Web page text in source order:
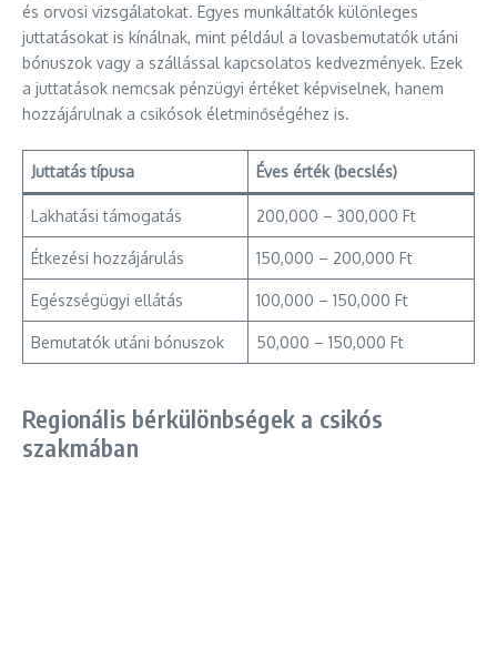
és orvosi vizsgálatokat. Egyes munkáltatók különleges
juttatásokat is kínálnak, mint például a lovasbemutatók utáni
bónuszok vagy a szállással kapcsolatos kedvezmények. Ezek
a juttatások nemcsak pénzügyi értéket képviselnek, hanem
hozzájárulnak a csikósok életminőségéhez is.
Juttatás típusa Éves érték (becslés)
Lakhatási támogatás 200,000 – 300,000 Ft
Étkezési hozzájárulás 150,000 – 200,000 Ft
Egészségügyi ellátás 100,000 – 150,000 Ft
Bemutatók utáni bónuszok 50,000 – 150,000 Ft
Regionális bérkülönbségek a csikós
szakmában